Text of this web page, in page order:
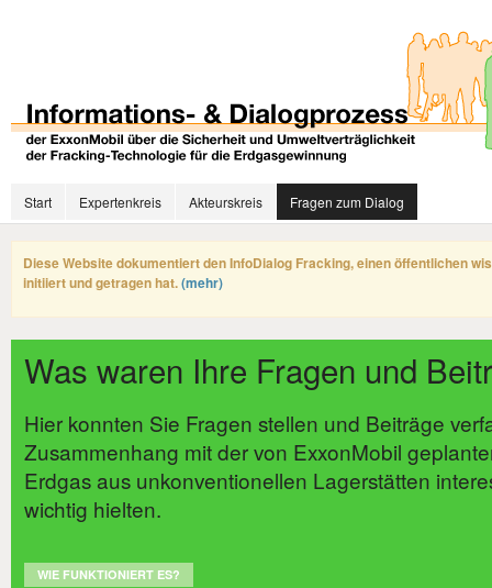
Start Expertenkreis Akteurskreis Fragen zum Dialog
Diese Website dokumentiert den InfoDialog Fracking, einen öffentlichen
initiiert und getragen hat.(mehr)
Was waren Ihre Fragen und
Hier konnten Sie Fragen stellen und Beiträge
Zusammenhang mit der von ExxonMobil
Erdgas aus unkonventionellen Lagerstätten
wichtig hielten.
WIE FUNKTIONIERT ES?